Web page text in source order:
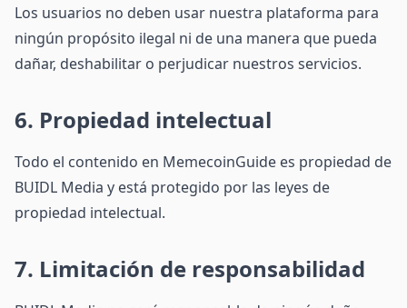
Los usuarios no deben usar nuestra plataforma para
ningún propósito ilegal ni de una manera que pueda
dañar, deshabilitar o perjudicar nuestros servicios.
6. Propiedad intelectual
Todo el contenido en MemecoinGuide es propiedad de
BUIDL Media y está protegido por las leyes de
propiedad intelectual.
7. Limitación de responsabilidad